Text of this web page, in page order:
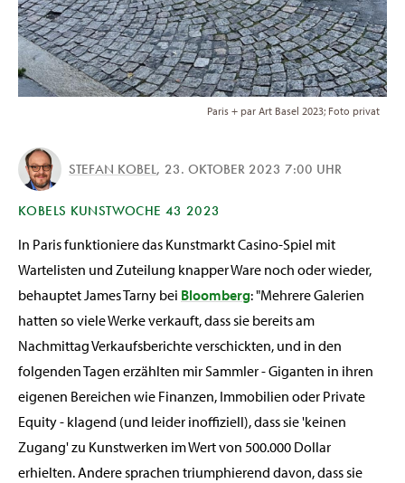
Paris + par Art Basel 2023; Foto privat
STEFAN KOBEL, 23. OKTOBER 2023 7:00 UHR
KOBELS KUNSTWOCHE 43 2023
In Paris funktioniere das Kunstmarkt Casino-Spiel mit
Wartelisten und Zuteilung knapper Ware noch oder wieder,
behauptet James Tarny bei Bloomberg: "Mehrere Galerien
hatten so viele Werke verkauft, dass sie bereits am
Nachmittag Verkaufsberichte verschickten, und in den
folgenden Tagen erzählten mir Sammler - Giganten in ihren
eigenen Bereichen wie Finanzen, Immobilien oder Private
Equity - klagend (und leider inoffiziell), dass sie 'keinen
Zugang' zu Kunstwerken im Wert von 500.000 Dollar
erhielten. Andere sprachen triumphierend davon, dass sie